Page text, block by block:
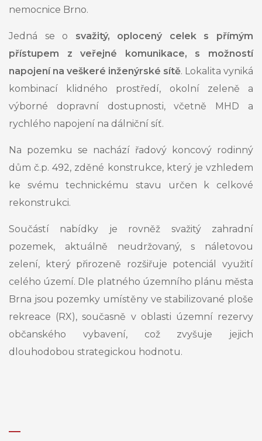
nemocnice Brno.
Jedná se o svažitý, oplocený celek s přímým
přístupem z veřejné komunikace, s možností
napojení na veškeré inženýrské sítě. Lokalita vyniká
kombinací klidného prostředí, okolní zeleně a
výborné dopravní dostupnosti, včetně MHD a
rychlého napojení na dálniční síť.
Na pozemku se nachází řadový koncový rodinný
dům č.p. 492, zděné konstrukce, který je vzhledem
ke svému technickému stavu určen k celkové
rekonstrukci.
Součástí nabídky je rovněž svažitý zahradní
pozemek, aktuálně neudržovaný, s náletovou
zelení, který přirozeně rozšiřuje potenciál využití
celého území. Dle platného územního plánu města
Brna jsou pozemky umístěny ve stabilizované ploše
rekreace (RX), současně v oblasti územní rezervy
občanského vybavení, což zvyšuje jejich
dlouhodobou strategickou hodnotu.